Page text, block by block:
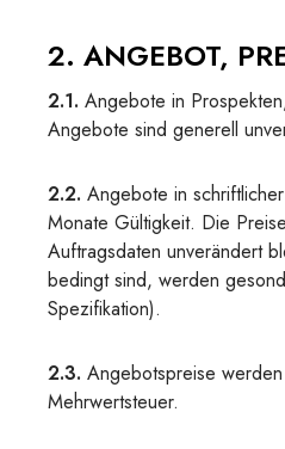
2. ANGEBOT,
2.1. Angebote in
Angebote sind generell
2.2. Angebote in
Monate Gültigkeit. Die
Auftragsdaten unverändert
bedingt sind, werden
Spezifikation).
2.3. Angebotspreise
Mehrwertsteuer.